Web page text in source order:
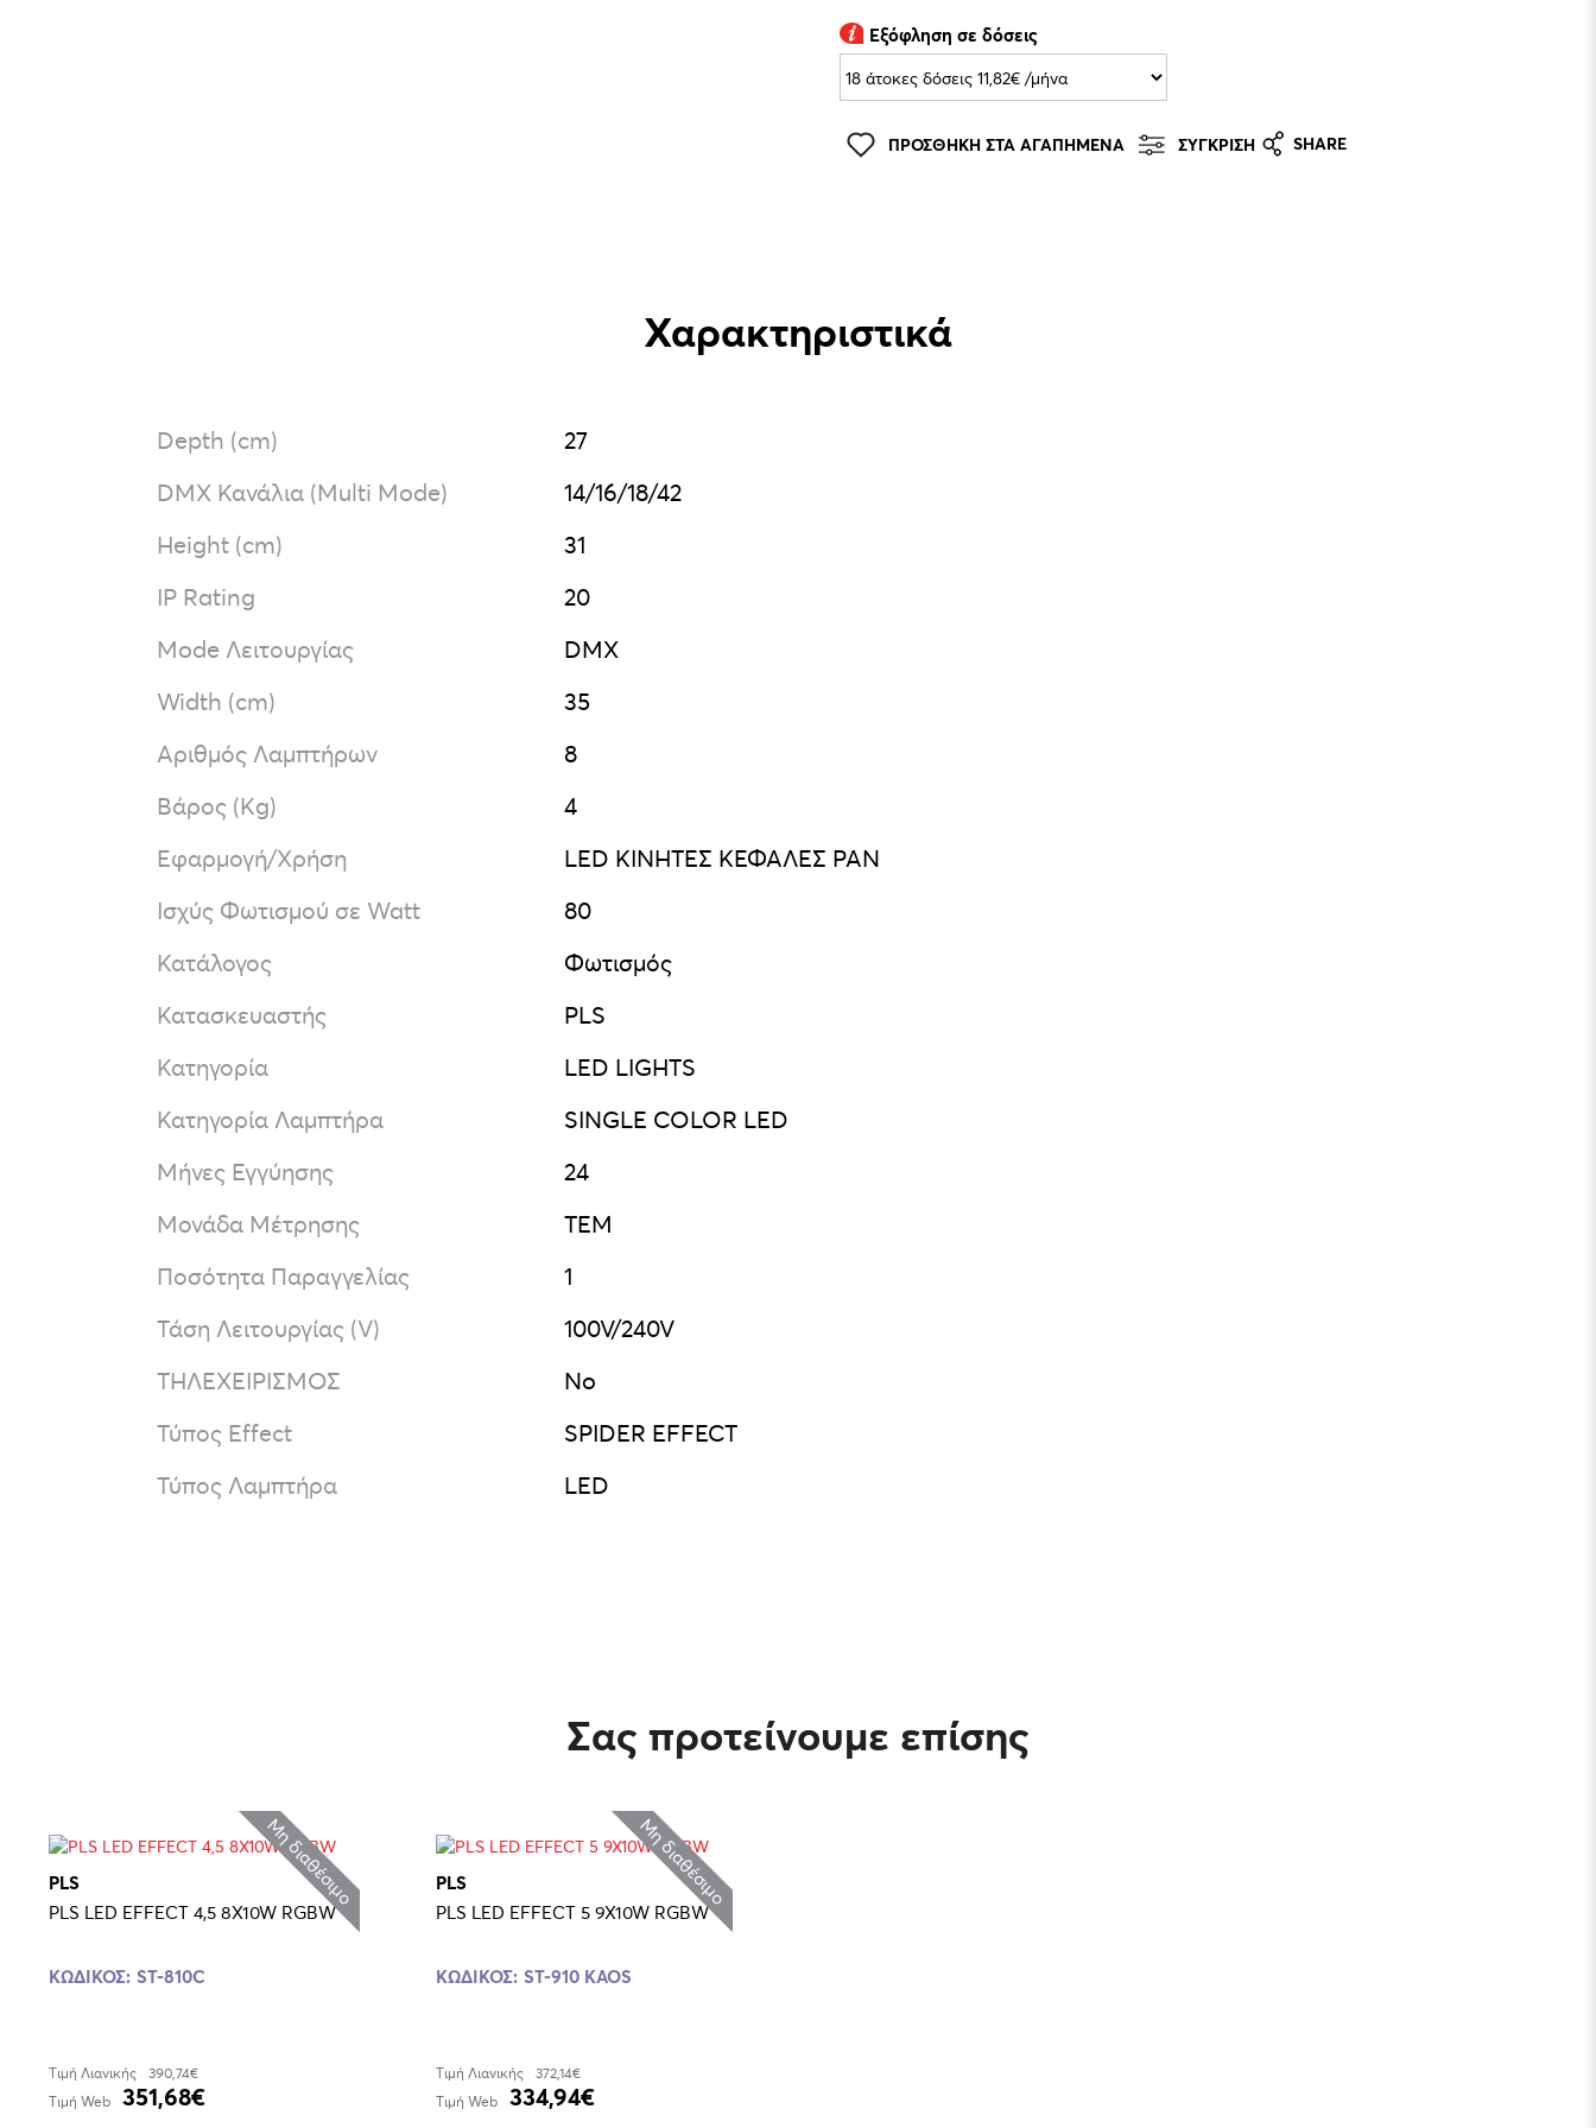
Εξόφληση σε δόσεις
ΠΡΟΣΘΗΚΗ ΣΤΑ ΑΓΑΠΗΜΕΝΑ ΣΥΓΚΡΙΣΗ SHARE
Χαρακτηριστικά
Depth (cm)
27
DMX Κανάλια (Multi Mode)
14/16/18/42
Height (cm)
31
IP Rating
20
Mode Λειτουργίας
DMX
Width (cm)
35
Αριθμός Λαμπτήρων
8
Βάρος (Kg)
4
Εφαρμογή/Χρήση
LED ΚΙΝΗΤΕΣ ΚΕΦΑΛΕΣ PAN
Ισχύς Φωτισμού σε Watt
80
Κατάλογος
Φωτισμός
Κατασκευαστής
PLS
Κατηγορία
LED LIGHTS
Κατηγορία Λαμπτήρα
SINGLE COLOR LED
Μήνες Εγγύησης
24
Μονάδα Μέτρησης
ΤΕΜ
Ποσότητα Παραγγελίας
1
Τάση Λειτουργίας (V)
100V/240V
ΤΗΛΕΧΕΙΡΙΣΜΟΣ
No
Τύπος Effect
SPIDER EFFECT
Τύπος Λαμπτήρα
LED
Σας προτείνουμε επίσης
Μη διαθέσιμο
PLS
PLS LED EFFECT 4,5 8X10W RGBW
ΚΩΔΙΚΟΣ: ST-810C
Τιμή Λιανικής
390,74€
Τιμή Web
351,68€
Μη διαθέσιμο
PLS
PLS LED EFFECT 5 9X10W RGBW
ΚΩΔΙΚΟΣ: ST-910 KAOS
Τιμή Λιανικής
372,14€
Τιμή Web
334,94€